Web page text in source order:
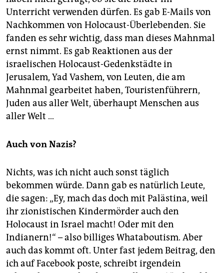
Unterricht verwenden dürfen. Es gab E-Mails von
Nachkommen von Holocaust-Überlebenden. Sie
fanden es sehr wichtig, dass man dieses Mahnmal
ernst nimmt. Es gab Reaktionen aus der
israelischen Holocaust-Gedenkstädte in
Jerusalem, Yad Vashem, von Leuten, die am
Mahnmal gearbeitet haben, Touristenführern,
Juden aus aller Welt, überhaupt Menschen aus
aller Welt …
Auch von Nazis?
Nichts, was ich nicht auch sonst täglich
bekommen würde. Dann gab es natürlich Leute,
die sagen: „Ey, mach das doch mit Palästina, weil
ihr zionistischen Kindermörder auch den
Holocaust in Israel macht! Oder mit den
Indianern!“ – also billiges Whataboutism. Aber
auch das kommt oft. Unter fast jedem Beitrag, den
ich auf Facebook poste, schreibt irgendein